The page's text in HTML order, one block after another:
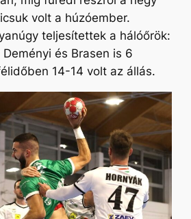
volt a húzóember.
teljesítettek a hálóőrök:
és Brasen is 6
14-14 volt az állás.